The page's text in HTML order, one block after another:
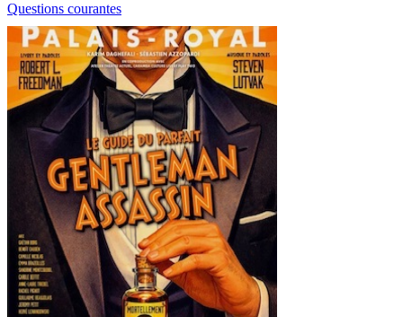
Questions courantes